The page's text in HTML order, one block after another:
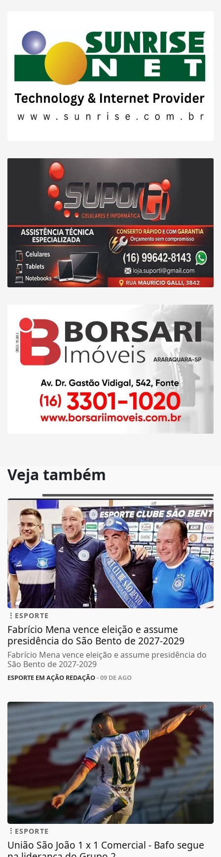
Veja também
ESPORTE
Fabrício Mena vence eleição e assume
presidência do São Bento de 2027-2029
Fabrício Mena vence eleição e assume presidência do
São Bento de 2027-2029
ESPORTE EM AÇÃO REDAÇÃO- 09 DE AGO
ESPORTE
União São João 1 x 1 Comercial - Bafo segue